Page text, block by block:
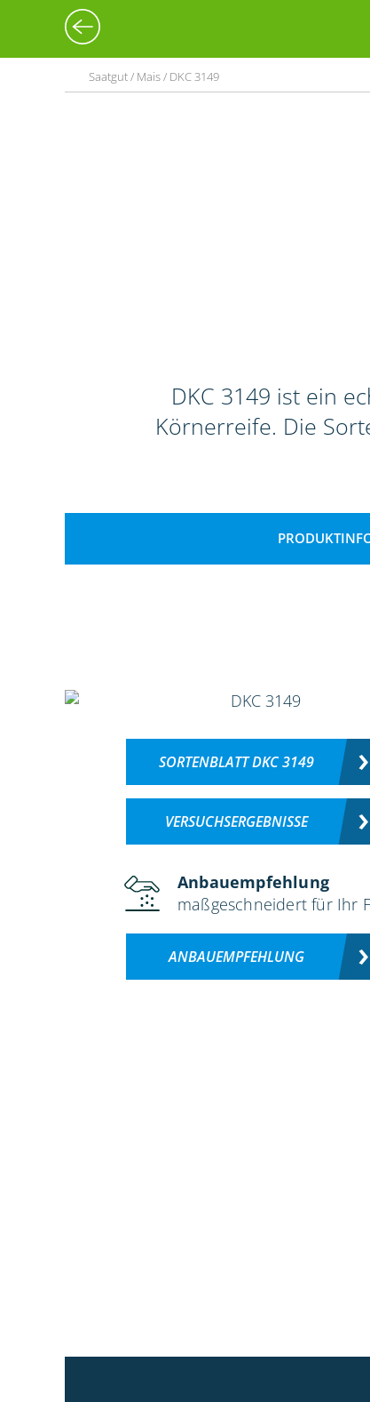
Saatgut / Mais / DKC 3149
DKC 3149 ist ein
Körnerreife. Die
SORTENBLATT DKC 3149
VERSUCHSERGEBNISSE
Anbauempfehlung
maßgeschneidert für Ihr
ANBAUEMPFEHLUNG